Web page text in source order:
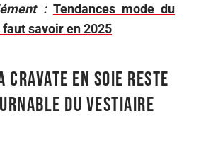
: Tendances mode du
savoir en 2025
cravate en soie reste
du vestiaire